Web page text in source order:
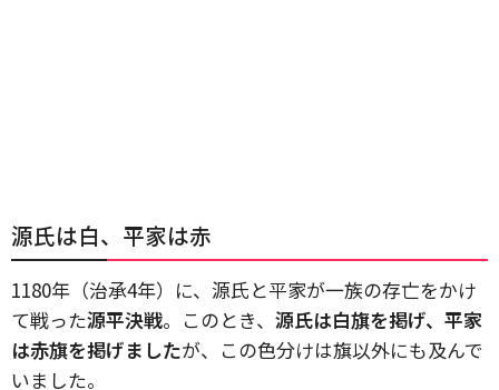
源氏は白、平家は赤
1180年（治承4年）に、源氏と平家が一族の存亡をかけ
て戦った源平決戦。このとき、 源氏は白旗を掲げ、平家
は赤旗を掲げましたが、この色分けは旗以外にも及んで
いました。